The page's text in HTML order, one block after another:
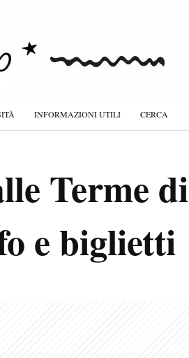
INFORMAZIONI UTILI CERCA
Terme di
e biglietti